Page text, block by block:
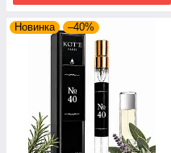
Новинка –40%